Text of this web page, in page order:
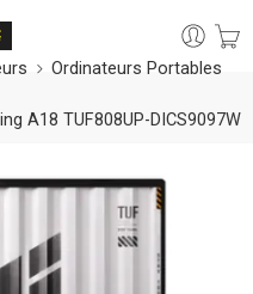
Ordinateurs Portables
A18 TUF808UP-DICS9097W